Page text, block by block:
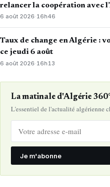
relancer la coopération avec
6 août 2026·16h46
Taux de change en Algérie :
ce jeudi 6 août
6 août 2026· 16h13
La matinale d'Algérie
L'essentiel de l'actualité algérienne
Je m'abonne